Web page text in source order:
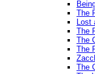
The
Lost
The
The
The
The